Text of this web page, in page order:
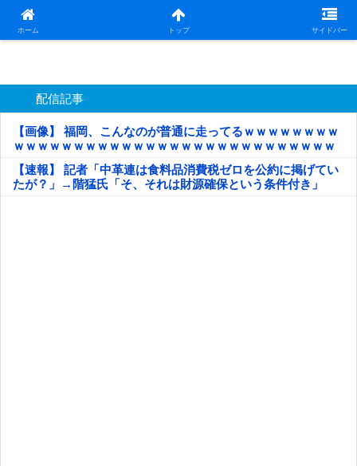
ホーム トップ サイドバー
日本第一！ニュース録
配信記事
【画像】 福岡、こんなのが普通に走ってるｗｗｗｗｗｗｗｗ
ｗｗｗｗｗｗｗｗｗｗｗｗｗｗｗｗｗｗｗｗｗｗｗｗｗｗｗ
ｗｗｗｗｗ
【速報】 記者「中革連は食料品消費税ゼロを公約に掲げてい
たが？」→階猛氏「そ、それは財源確保という条件付き」